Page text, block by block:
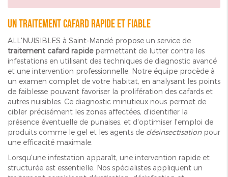
Un traitement cafard rapide et fiable
ALL'NUISIBLES à Saint-Mandé propose un service de
traitement cafard rapidepermettant de lutter contre les
infestations en utilisant des techniques de diagnostic avancé
et une intervention professionnelle. Notre équipe procède à
un examen complet de votre habitat, en analysant les points
de faiblesse pouvant favoriser la prolifération des cafards et
autres nuisibles. Ce diagnostic minutieux nous permet de
cibler précisément les zones affectées, d'identifier la
présence éventuelle de punaises, et d'optimiser l'emploi de
produits comme le gel et les agents de désinsectisationpour
une efficacité maximale.
Lorsqu'une infestation apparaît, une intervention rapide et
structurée est essentielle. Nos spécialistes appliquent un